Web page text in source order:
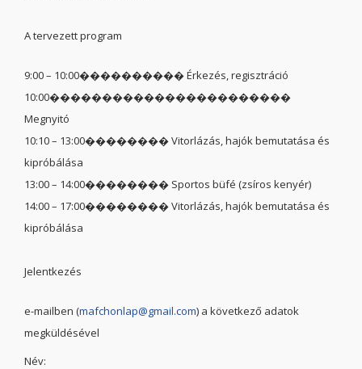
A tervezett program
9:00 – 10:00���������� Érkezés, regisztráció
10:00�����������������������
Megnyitó
10:10 – 13:00�������� Vitorlázás, hajók bemutatása és
kipróbálása
13:00 – 14:00�������� Sportos büfé (zsíros kenyér)
14:00 – 17:00�������� Vitorlázás, hajók bemutatása és
kipróbálása
Jelentkezés
e-mailben (mafchonlap@gmail.com) a következő adatok
megküldésével
Név: